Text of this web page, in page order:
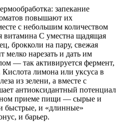
запекание
повышают их
с небольшим количеством
витамина С уместна щадящая
брокколи на пару, свежая
мелко нарезать и дать им
— так активируется фермент,
лимона или уксуса в
из зелени, а вместе с
антиоксидантный потенциал
приеме пищи — сырые и
быстрые, и «длинные»
и барьер.